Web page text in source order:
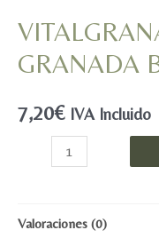
GRANADA
7,20€ IVA Incluido
VITALGRANA
DE
Valoraciones (0)